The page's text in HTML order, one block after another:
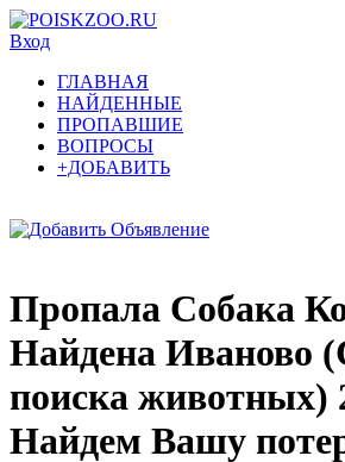
Вход
ГЛАВНАЯ
НАЙДЕННЫЕ
ПРОПАВШИЕ
ВОПРОСЫ
+ДОБАВИТЬ
Пропала Собака
Найдена Иваново
поиска животных)
Найдем Вашу